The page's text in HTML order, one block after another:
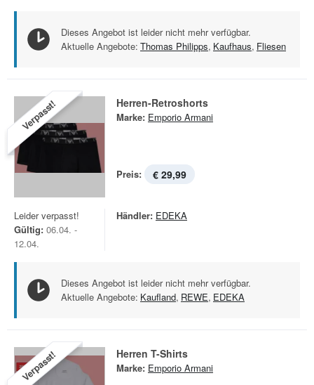
Dieses Angebot ist leider nicht mehr verfügbar.
Aktuelle Angebote: Thomas Philipps, Kaufhaus, Fliesen
Verpasst! Herren-Retroshorts
Marke: Emporio Armani
Preis: € 29,99
Leider verpasst!
Gültig: 06.04. -
12.04.
Händler: EDEKA
Dieses Angebot ist leider nicht mehr verfügbar.
Aktuelle Angebote: Kaufland, REWE, EDEKA
Verpasst! Herren T-Shirts
Marke: Emporio Armani